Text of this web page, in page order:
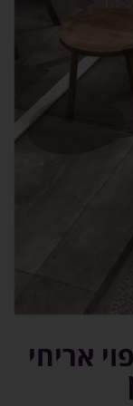
אריחי